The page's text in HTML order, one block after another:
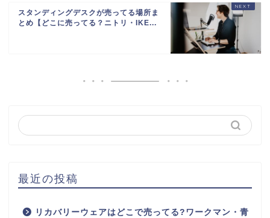
スタンディングデスクが売ってる場所ま
とめ【どこに売ってる？ニトリ・IKE...
最近の投稿
リカバリーウェアはどこで売ってる?ワークマン・青